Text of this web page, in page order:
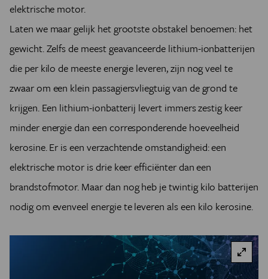
elektrische motor.
Laten we maar gelijk het grootste obstakel benoemen: het
gewicht. Zelfs de meest geavanceerde lithium-ionbatterijen
die per kilo de meeste energie leveren, zijn nog veel te
zwaar om een klein passagiersvliegtuig van de grond te
krijgen. Een lithium-ionbatterij levert immers zestig keer
minder energie dan een corresponderende hoeveelheid
kerosine. Er is een verzachtende omstandigheid: een
elektrische motor is drie keer efficiënter dan een
brandstofmotor. Maar dan nog heb je twintig kilo batterijen
nodig om evenveel energie te leveren als een kilo kerosine.